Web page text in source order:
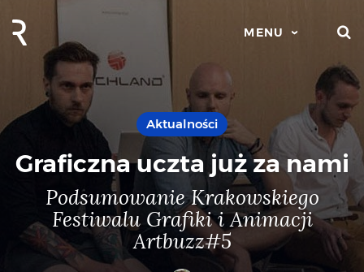
MENU
Aktualności
Graficzna uczta już za nami
Podsumowanie Krakowskiego
Festiwalu Grafiki i Animacji
Artbuzz#5